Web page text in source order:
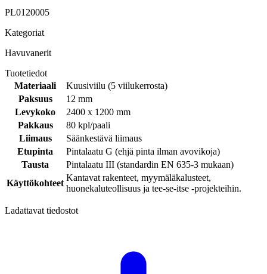
PL0120005
Kategoriat
Havuvanerit
Tuotetiedot
Materiaali
Kuusiviilu (5 viilukerrosta)
Paksuus
12 mm
Levykoko
2400 x 1200 mm
Pakkaus
80 kpl/paali
Liimaus
Säänkestävä liimaus
Etupinta
Pintalaatu G (ehjä pinta ilman avovikoja)
Tausta
Pintalaatu III (standardin EN 635-3 mukaan)
Käyttökohteet
Kantavat rakenteet, myymäläkalusteet,
huonekaluteollisuus ja tee-se-itse -projekteihin.
Ladattavat tiedostot